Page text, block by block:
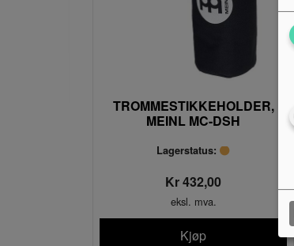
TROMMESTIKKEHOLDER,
MEINL MC-DSH
Lagerstatus:
Kr 432,00
eksl. mva.
Kjøp